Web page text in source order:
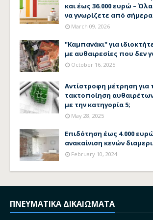
και έως 36.000 ευρώ –
να γνωρίζετε από σήμερα
March 09, 2026
"Καμπανάκι" για
με αυθαιρεσίες που δεν
October 16, 2025
Αντίστροφη μέτρηση για
τακτοποίηση αυθαιρέτων
με την κατηγορία 5;
May 28, 2025
Επιδότηση έως 4.000
ανακαίνιση κενών
February 10, 2024
ΠΝΕΥΜΑΤΙΚΑ ΔΙΚΑΙΩΜΑΤΑ